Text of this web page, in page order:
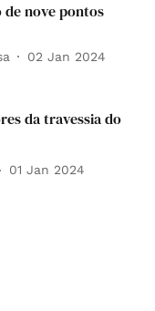
de nove pontos
02 Jan 2024
da travessia do
01 Jan 2024